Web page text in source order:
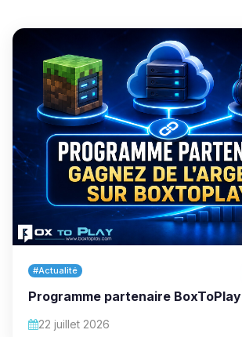
#Actualité
Programme partenaire BoxToPlay
22 juillet 2026